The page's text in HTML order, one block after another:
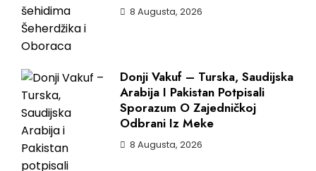
8 Augusta, 2026
Donji Vakuf – Turska, Saudijska
Arabija I Pakistan Potpisali
Sporazum O Zajedničkoj
Odbrani Iz Meke
8 Augusta, 2026